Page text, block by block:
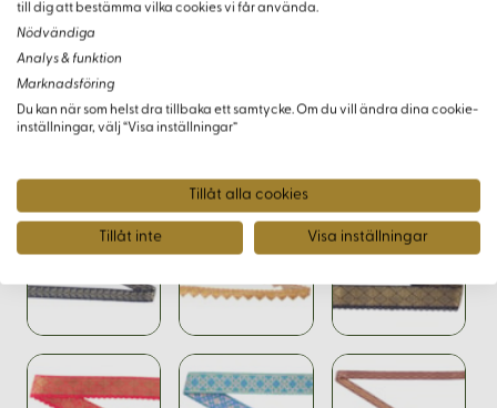
kostnadseffektivt att experimentera med olika stilar och
kombinationer.
till dig att bestämma vilka cookies vi får använda.
Nödvändiga
Analys & funktion
Marknadsföring
Du kan när som helst dra tillbaka ett samtycke. Om du vill ändra dina cookie-
inställningar, välj “Visa inställningar”
Tillåt alla cookies
Tillåt inte Visa inställningar